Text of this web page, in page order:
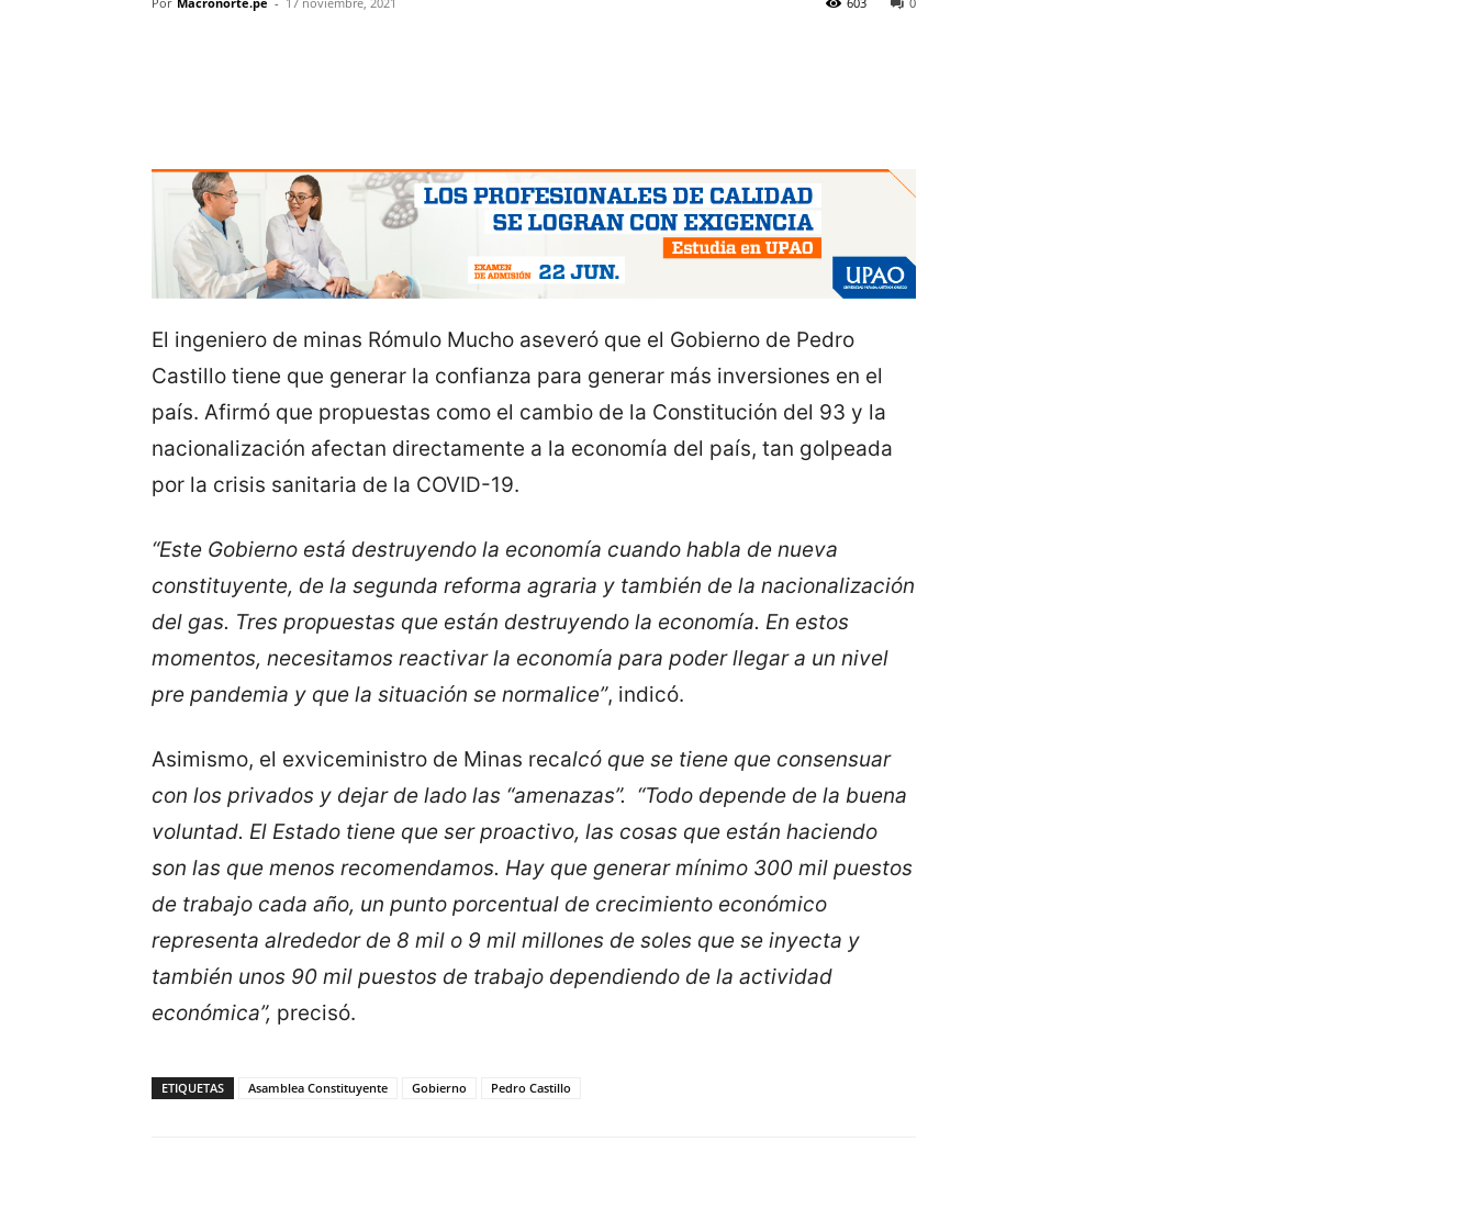
El ingeniero de minas Rómulo Mucho aseveró que el Gobierno de Pedro
Castillo tiene que generar la confianza para generar más inversiones en el
país. Afirmó que propuestas como el cambio de la Constitución del 93 y la
nacionalización afectan directamente a la economía del país, tan golpeada
por la crisis sanitaria de la COVID-19.
“Este Gobierno está destruyendo la economía cuando habla de nueva
constituyente, de la segunda reforma agraria y también de la nacionalización
del gas. Tres propuestas que están destruyendo la economía. En estos
momentos, necesitamos reactivar la economía para poder llegar a un nivel
pre pandemia y que la situación se normalice”, indicó.
Asimismo, el exviceministro de Minas recalcó que se tiene que consensuar
con los privados y dejar de lado las “amenazas”. “Todo depende de la buena
voluntad. El Estado tiene que ser proactivo, las cosas que están haciendo
son las que menos recomendamos. Hay que generar mínimo 300 mil puestos
de trabajo cada año, un punto porcentual de crecimiento económico
representa alrededor de 8 mil o 9 mil millones de soles que se inyecta y
también unos 90 mil puestos de trabajo dependiendo de la actividad
económica”, precisó.
ETIQUETAS Asamblea Constituyente Gobierno Pedro Castillo